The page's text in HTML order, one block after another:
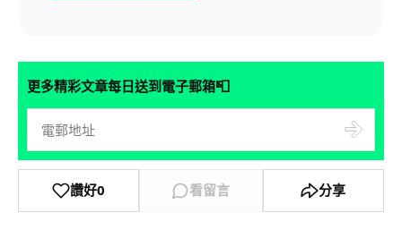
更多精彩文章每日送到電子郵箱📮
讚好0 看留言 分享